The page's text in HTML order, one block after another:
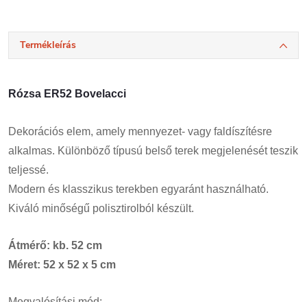
Termékleírás
Rózsa ER52 Bovelacci
Dekorációs elem, amely mennyezet- vagy faldíszítésre
alkalmas. Különböző típusú belső terek megjelenését teszik
teljessé.
Modern és klasszikus terekben egyaránt használható.
Kiváló minőségű polisztirolból készült.
Átmérő: kb. 52 cm
Méret: 52 x 52 x 5 cm